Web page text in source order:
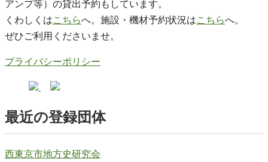
アンプ等）の貸出予約もしています。
くわしくはこちらへ。施設・機材予約状況はこちらへ。
ぜひご利用くださいませ。
プライバシーポリシー
最近の登録団体
西東京市地方史研究会